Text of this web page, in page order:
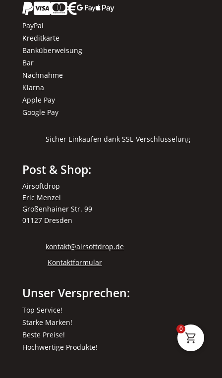
 
PayPal
Kreditkarte
Banküberweisung
Bar
Nachnahme
Klarna
Apple Pay
Google Pay
Sicher Einkaufen dank SSL-Verschlüsselung
Post & Shop:
Airsoftdrop
Eric Menzel
Großenhainer Str. 99
01127 Dresden
kontakt@airsoftdrop.de
Kontaktformular
Unser Versprechen:
Top Service!
Starke Marken!
Beste Preise!
Hochwertige Produkte!
0